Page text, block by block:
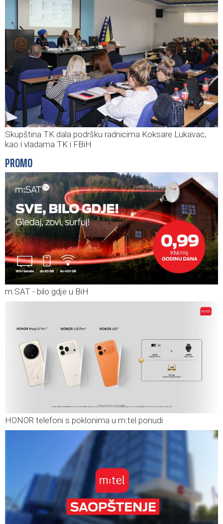
Skupština TK dala podršku radnicima Koksare Lukavac,
kao i vladama TK i FBiH
PROMO
m:SAT - bilo gdje u BiH
HONOR telefoni s poklonima u m:tel ponudi